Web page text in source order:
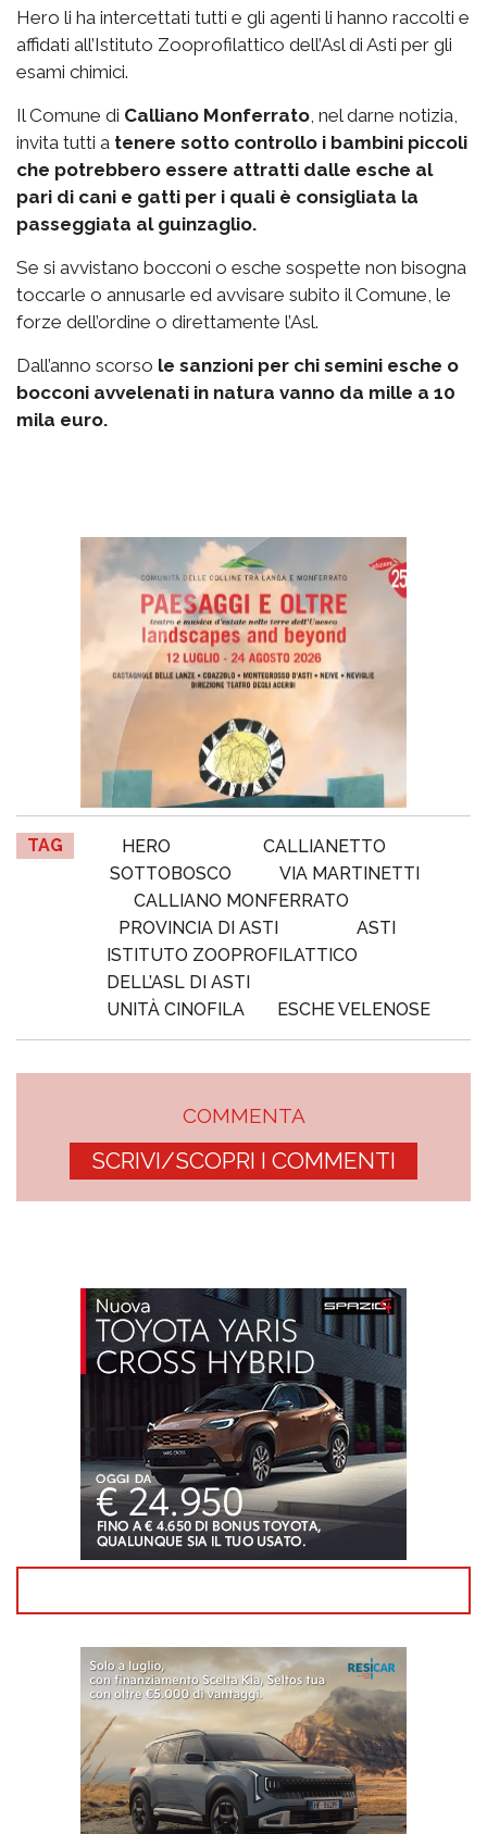
Hero li ha intercettati tutti e gli agenti li hanno raccolti e
affidati all’Istituto Zooprofilattico dell’Asl di Asti per gli
esami chimici.
Il Comune di Calliano Monferrato, nel darne notizia,
invita tutti a tenere sotto controllo i bambini piccoli
che potrebbero essere attratti dalle esche al
pari di cani e gatti per i quali è consigliata la
passeggiata al guinzaglio.
Se si avvistano bocconi o esche sospette non bisogna
toccarle o annusarle ed avvisare subito il Comune, le
forze dell’ordine o direttamente l’Asl.
Dall’anno scorso le sanzioni per chi semini esche o
bocconi avvelenati in natura vanno da mille a 10
mila euro.
TAG HERO
CALLIANETTO
SOTTOBOSCO
VIA MARTINETTI
CALLIANO MONFERRATO
PROVINCIA DI ASTI
ASTI
ISTITUTO ZOOPROFILATTICO
DELL’ASL DI ASTI
UNITÀ CINOFILA
ESCHE VELENOSE
COMMENTA
SCRIVI/SCOPRI I COMMENTI